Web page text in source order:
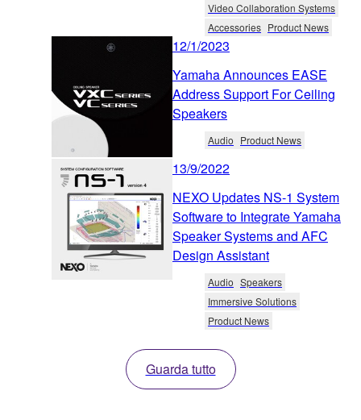
Video Collaboration Systems
Accessories Product News
12/1/2023
Yamaha Announces EASE
Address Support For Ceiling
Speakers
Audio Product News
13/9/2022
NEXO Updates NS-1 System
Software to Integrate Yamaha
Speaker Systems and AFC
Design Assistant
Audio Speakers
Immersive Solutions
Product News
Guarda tutto